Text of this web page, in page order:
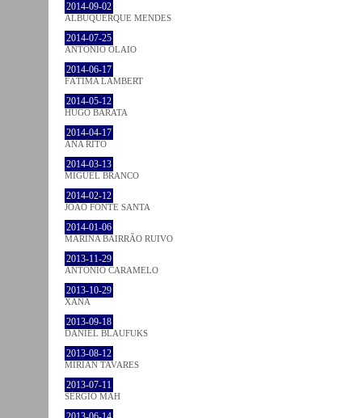
2014-09-02
ALBUQUERQUE MENDES
2014-07-25
ANTÓNIO OLAIO
2014-06-17
FÁTIMA LAMBERT
2014-05-12
HUGO BARATA
2014-04-17
ANA RITO
2014-03-13
MIGUEL BRANCO
2014-02-12
JOÃO FONTE SANTA
2014-01-06
MARINA BAIRRÃO RUIVO
2013-11-29
ANTÓNIO CARAMELO
2013-10-29
XANA
2013-09-18
DANIEL BLAUFUKS
2013-08-12
MIRIAN TAVARES
2013-07-11
SÉRGIO MAH